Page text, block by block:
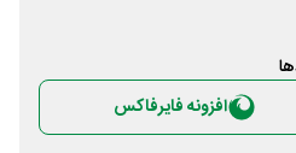
افزونه فایرفاکس